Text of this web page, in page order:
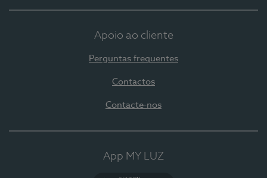
Apoio ao cliente
Perguntas frequentes
Contactos
Contacte-nos
App MY LUZ